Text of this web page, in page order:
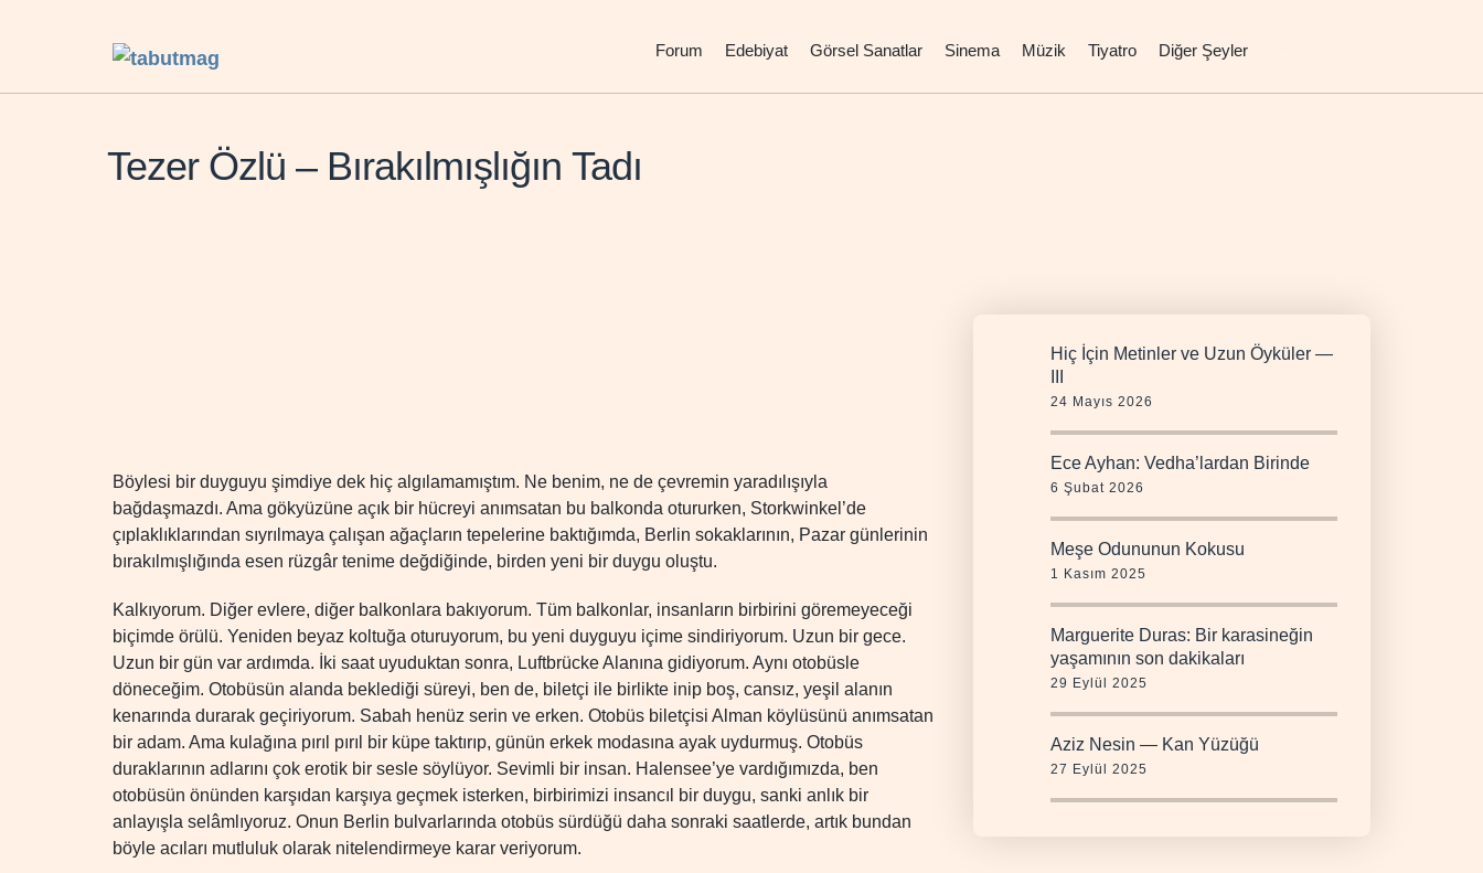
Forum Edebiyat Görsel Sanatlar Sinema Müzik Tiyatro Diğer Şeyler
Tezer Özlü – Bırakılmışlığın Tadı
Böylesi bir duyguyu şimdiye dek hiç algılamamıştım. Ne benim, ne de çevremin yaradılışıyla
bağdaşmazdı. Ama gökyüzüne açık bir hücreyi anımsatan bu balkonda otururken, Storkwinkel’de
çıplaklıklarından sıyrılmaya çalışan ağaçların tepelerine baktığımda, Berlin sokaklarının, Pazar günlerinin
bırakılmışlığında esen rüzgâr tenime değdiğinde, birden yeni bir duygu oluştu.
Kalkıyorum. Diğer evlere, diğer balkonlara bakıyorum. Tüm balkonlar, insanların birbirini göremeyeceği
biçimde örülü. Yeniden beyaz koltuğa oturuyorum, bu yeni duyguyu içime sindiriyorum. Uzun bir gece.
Uzun bir gün var ardımda. İki saat uyuduktan sonra, Luftbrücke Alanına gidiyorum. Aynı otobüsle
döneceğim. Otobüsün alanda beklediği süreyi, ben de, biletçi ile birlikte inip boş, cansız, yeşil alanın
kenarında durarak geçiriyorum. Sabah henüz serin ve erken. Otobüs biletçisi Alman köylüsünü anımsatan
bir adam. Ama kulağına pırıl pırıl bir küpe taktırıp, günün erkek modasına ayak uydurmuş. Otobüs
duraklarının adlarını çok erotik bir sesle söylüyor. Sevimli bir insan. Halensee’ye vardığımızda, ben
otobüsün önünden karşıdan karşıya geçmek isterken, birbirimizi insancıl bir duygu, sanki anlık bir
anlayışla selâmlıyoruz. Onun Berlin bulvarlarında otobüs sürdüğü daha sonraki saatlerde, artık bundan
böyle acıları mutluluk olarak nitelendirmeye karar veriyorum.
Hiç İçin Metinler ve Uzun Öyküler —
24 Mayıs 2026
Ece Ayhan: Vedha’lardan Birinde
6 Şubat 2026
Meşe Odununun Kokusu
1 Kasım 2025
Marguerite Duras: Bir karasineğin
yaşamının son dakikaları
29 Eylül 2025
Aziz Nesin — Kan Yüzüğü
27 Eylül 2025